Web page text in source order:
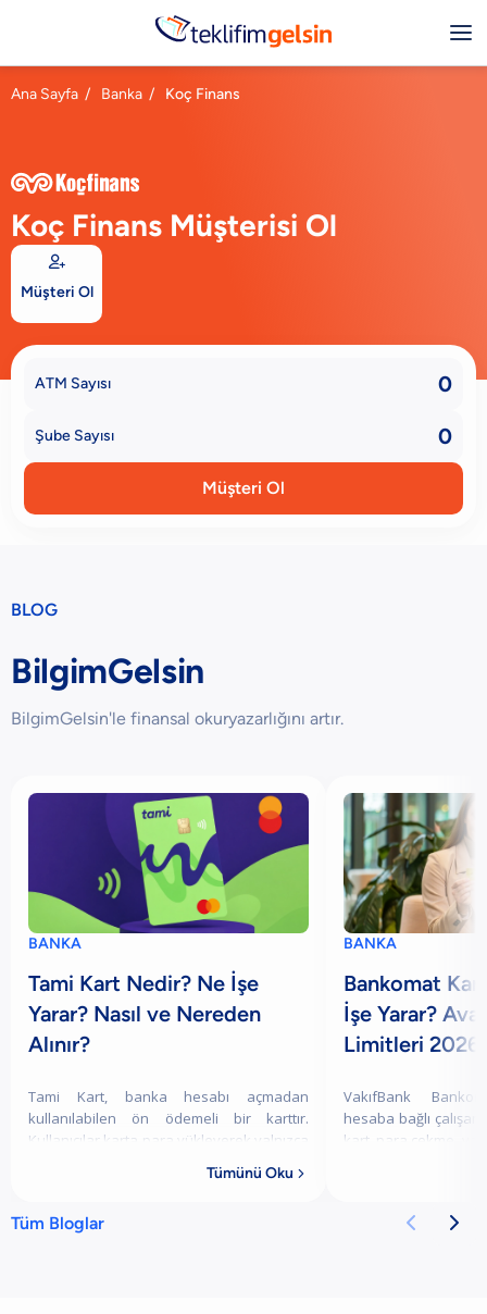
Ana Sayfa / Banka / Koç Finans
Koç Finans Müşterisi Ol

Müşteri Ol
ATM Sayısı 0
Şube Sayısı 0
Müşteri Ol
BLOG
BilgimGelsin
BilgimGelsin'le finansal okuryazarlığını artır.
BANKA
Tami Kart Nedir? Ne İşe
Yarar? Nasıl ve Nereden
Alınır?
Tami Kart, banka hesabı açmadan
kullanılabilen ön ödemeli bir karttır.
Kullanıcılar karta para yükleyerek yalnızca
yapabilir. Bu nedenle kredi kartlarında
Tümünü Oku 
BANKA
Bankomat
İşe Yarar?
Limitleri 2026
VakıfBank
hesaba bağlı
kart, para çekme,
Tüm Bloglar  